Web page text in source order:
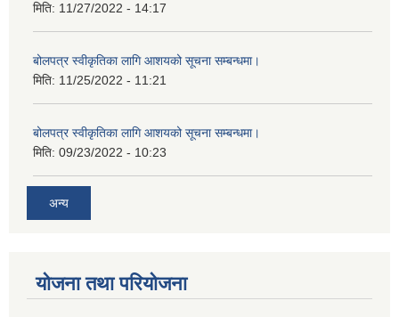
मिति: 11/27/2022 - 14:17
बोलपत्र स्वीकृतिका लागि आशयको सूचना सम्बन्धमा।
मिति: 11/25/2022 - 11:21
बोलपत्र स्वीकृतिका लागि आशयको सूचना सम्बन्धमा।
मिति: 09/23/2022 - 10:23
अन्य
योजना तथा परियोजना